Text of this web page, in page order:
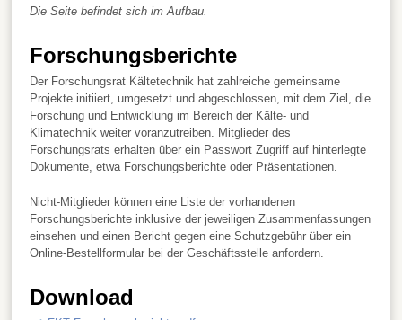
Die Seite befindet sich im Aufbau.
Forschungsberichte
Der Forschungsrat Kältetechnik hat zahlreiche gemeinsame
Projekte initiiert, umgesetzt und abgeschlossen, mit dem Ziel, die
Forschung und Entwicklung im Bereich der Kälte- und
Klimatechnik weiter voranzutreiben. Mitglieder des
Forschungsrats erhalten über ein Passwort Zugriff auf hinterlegte
Dokumente, etwa Forschungsberichte oder Präsentationen.
Nicht-Mitglieder können eine Liste der vorhandenen
Forschungsberichte inklusive der jeweiligen Zusammenfassungen
einsehen und einen Bericht gegen eine Schutzgebühr über ein
Online-Bestellformular bei der Geschäftsstelle anfordern.
Download